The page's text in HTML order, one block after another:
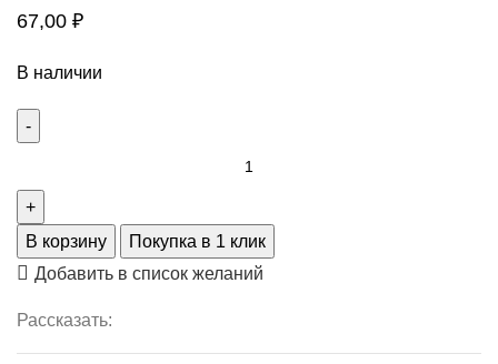
67,00 ₽
В наличии
В корзину
Покупка в 1 клик
Добавить в список желаний
Рассказать: